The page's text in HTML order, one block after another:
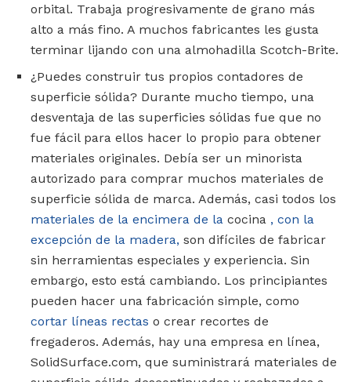
orbital. Trabaja progresivamente de grano más
alto a más fino. A muchos fabricantes les gusta
terminar lijando con una almohadilla Scotch-Brite.
¿Puedes construir tus propios contadores de
superficie sólida? Durante mucho tiempo, una
desventaja de las superficies sólidas fue que no
fue fácil para ellos hacer lo propio para obtener
materiales originales. Debía ser un minorista
autorizado para comprar muchos materiales de
superficie sólida de marca. Además, casi todos los
materiales de la encimera de la cocina , con la
excepción de la madera, son difíciles de fabricar
sin herramientas especiales y experiencia. Sin
embargo, esto está cambiando. Los principiantes
pueden hacer una fabricación simple, como
cortar líneas rectas o crear recortes de
fregaderos. Además, hay una empresa en línea,
SolidSurface.com, que suministrará materiales de